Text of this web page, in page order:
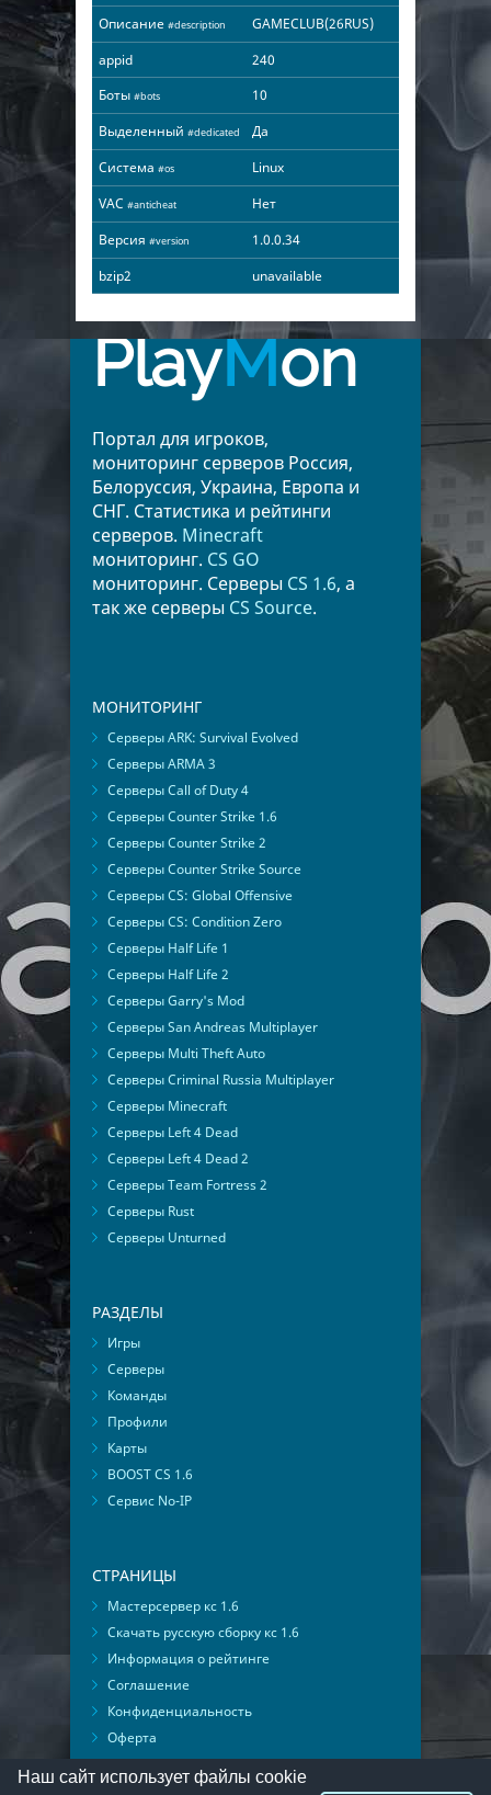
Описание #description
GAMECLUB(26RUS)
appid
240
Боты #bots
10
Выделенный #dedicated
Да
Система #os
Linux
VAC #anticheat
Нет
Версия #version
1.0.0.34
bzip2
unavailable
PlayMon
Портал для игроков,
мониторинг серверов Россия,
Белоруссия, Украина, Европа и
СНГ. Статистика и рейтинги
серверов. Minecraft
мониторинг. CS GO
мониторинг. Серверы CS 1.6, а
так же серверы CS Source.
МОНИТОРИНГ
Серверы ARK: Survival Evolved
Серверы ARMA 3
Серверы Call of Duty 4
Серверы Counter Strike 1.6
Серверы Counter Strike 2
Серверы Counter Strike Source
Серверы CS: Global Offensive
Серверы CS: Condition Zero
Серверы Half Life 1
Серверы Half Life 2
Серверы Garry's Mod
Серверы San Andreas Multiplayer
Серверы Multi Theft Auto
Серверы Criminal Russia Multiplayer
Серверы Minecraft
Серверы Left 4 Dead
Серверы Left 4 Dead 2
Серверы Team Fortress 2
Серверы Rust
Серверы Unturned
РАЗДЕЛЫ
Игры
Серверы
Команды
Профили
Карты
BOOST CS 1.6
Сервис No-IP
СТРАНИЦЫ
Мастерсервер кс 1.6
Скачать русскую сборку кс 1.6
Информация о рейтинге
Соглашение
Конфиденциальность
Оферта
Мониторинг ВКонтакте
Наш сайт использует файлы cookie